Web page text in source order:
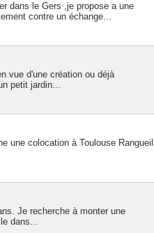
dans le Gers ,je propose a une
contre un échange...
vue d'une création ou déjà
petit jardin...
une colocation à Toulouse Rangueil
Je recherche à monter une
dans...